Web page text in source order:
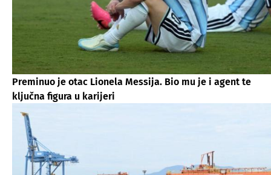
Preminuo je otac Lionela Messija. Bio mu je i agent te
ključna figura u karijeri